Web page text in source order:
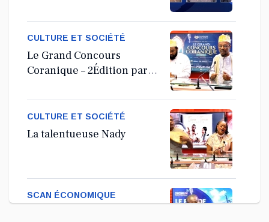
Ordinaire
CULTURE ET SOCIÉTÉ
Le Grand Concours
Coranique – 2Édition par
Cour'an
CULTURE ET SOCIÉTÉ
La talentueuse Nady
SCAN ÉCONOMIQUE